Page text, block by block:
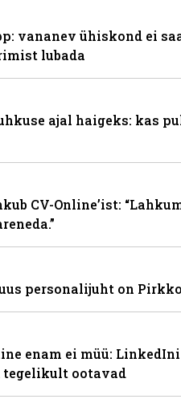
vananev ühiskond ei
lubada
ajal haigeks: kas
CV-Online’ist:
personalijuht on
enam ei müü:
tegelikult ootavad